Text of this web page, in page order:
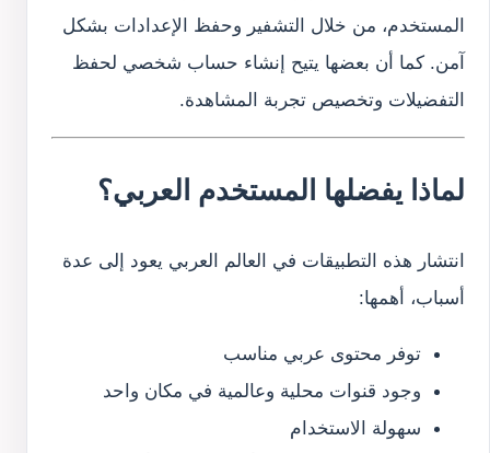
المستخدم، من خلال التشفير وحفظ الإعدادات بشكل
آمن. كما أن بعضها يتيح إنشاء حساب شخصي لحفظ
التفضيلات وتخصيص تجربة المشاهدة.
لماذا يفضلها المستخدم العربي؟
انتشار هذه التطبيقات في العالم العربي يعود إلى عدة
أسباب، أهمها:
توفر محتوى عربي مناسب
وجود قنوات محلية وعالمية في مكان واحد
سهولة الاستخدام